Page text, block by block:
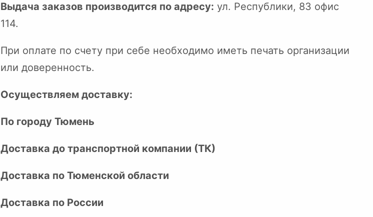
Выдача заказов производится по адресу: ул. Республики, 83 офис
114.
При оплате по счету при себе необходимо иметь печать организации
или доверенность.
Осуществляем доставку:
По городу Тюмень
Доставка до транспортной компании (ТК)
Доставка по Тюменской области
Доставка по России